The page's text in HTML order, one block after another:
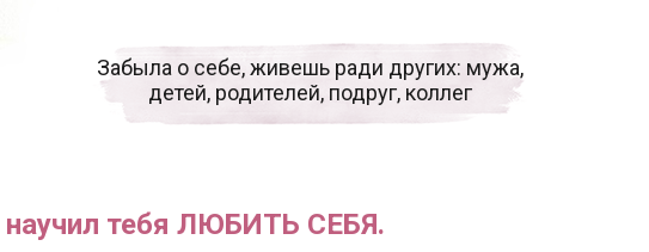
Забыла о себе, живешь ради других: мужа,
детей, родителей, подруг, коллег
тебя ЛЮБИТЬ СЕБЯ.